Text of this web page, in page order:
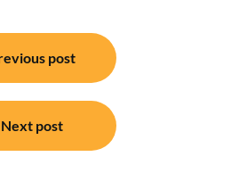
post
Next post